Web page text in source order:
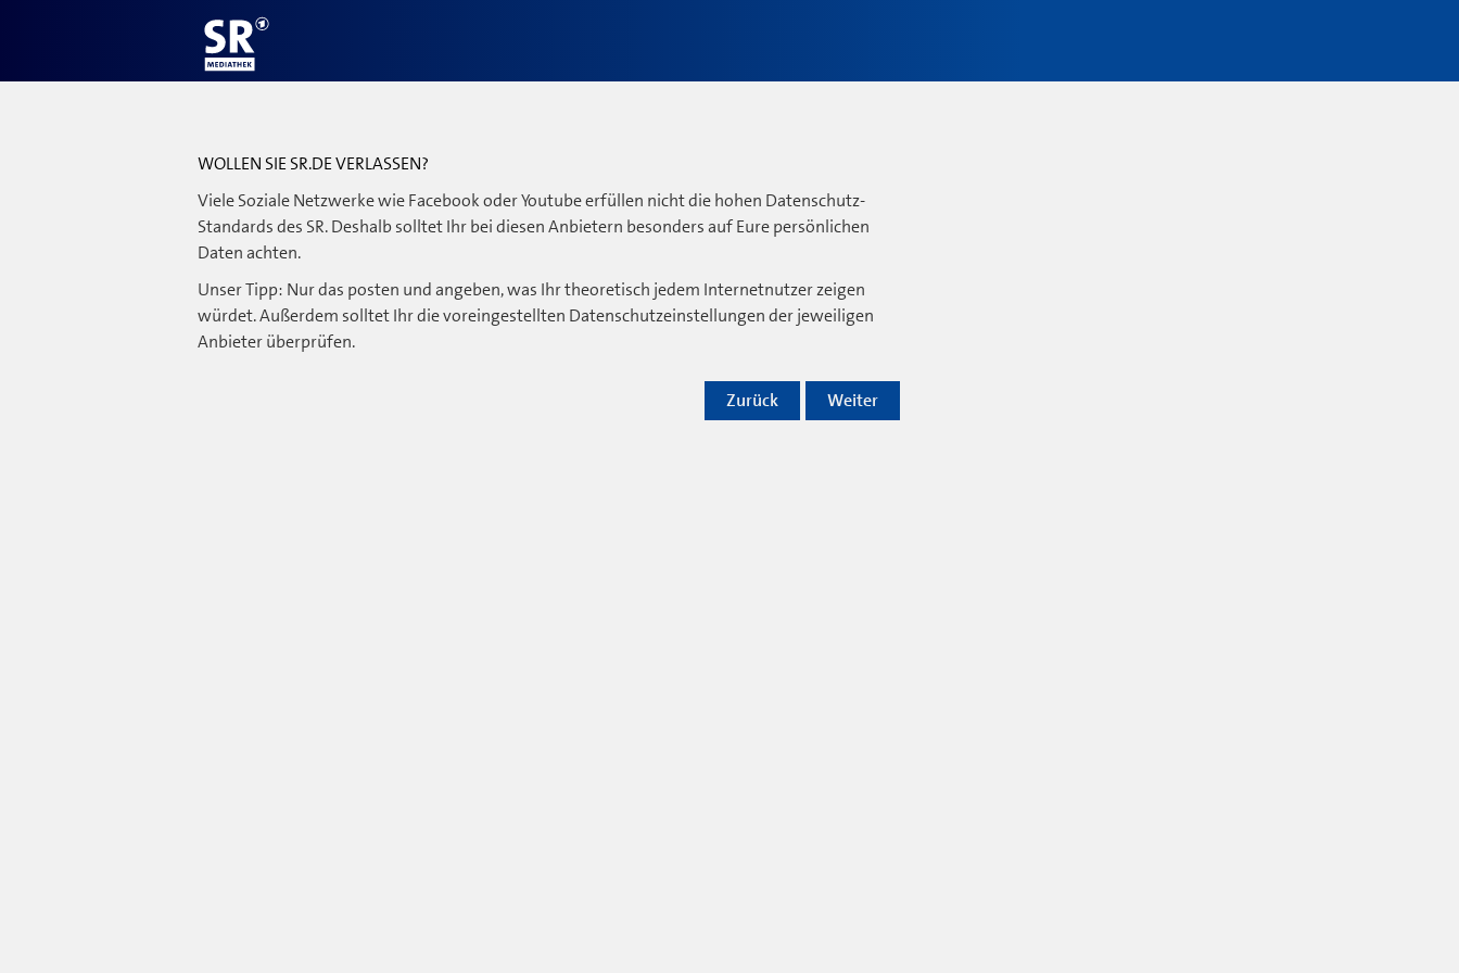
WOLLEN SIE SR.DE VERLASSEN?
Viele Soziale Netzwerke wie Facebook oder Youtube erfüllen nicht die hohen Datenschutz-
Standards des SR. Deshalb solltet Ihr bei diesen Anbietern besonders auf Eure persönlichen
Daten achten.
Unser Tipp: Nur das posten und angeben, was Ihr theoretisch jedem Internetnutzer zeigen
würdet. Außerdem solltet Ihr die voreingestellten Datenschutzeinstellungen der jeweiligen
Anbieter überprüfen.
Weiter
Zurück